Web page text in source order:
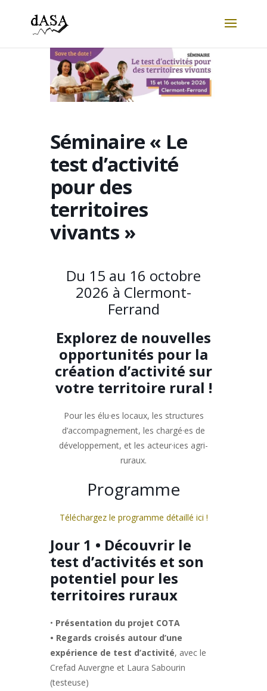
Séminaire « Le
test d’activité
pour des
territoires
vivants »
Du 15 au 16 octobre
2026 à Clermont-
Ferrand
Explorez de nouvelles
opportunités pour la
création d’activité sur
votre territoire rural !
Pour les élu·es locaux, les structures
d’accompagnement, les chargé·es de
développement, et les acteur·ices agri-
ruraux.
Programme
Téléchargez le programme détaillé ici !
Jour 1 • Découvrir le
test d’activités et son
potentiel pour les
territoires ruraux
• Présentation du projet COTA
• Regards croisés autour d’une
expérience de test d’activité, avec le
Crefad Auvergne et Laura Sabourin
(testeuse)